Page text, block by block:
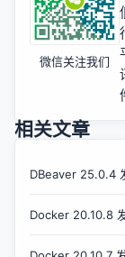
微信关注我们
相关文章
DBeaver 25.0.4
Docker 20.10.8